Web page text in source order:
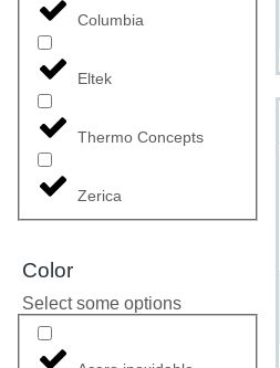
Columbia
Eltek
Thermo Concepts
Zerica
Color
Select some options